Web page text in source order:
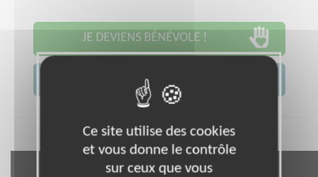
JE DEVIENS BÉNÉVOLE !
JE CONTACTE L'ASSOCIATION
Ce site utilise des cookies
et vous donne le contrôle
sur ceux que vous